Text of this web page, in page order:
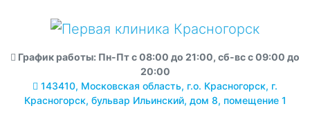
График работы: Пн-Пт с 08:00 до 21:00, сб-вс с 09:00 до
20:00
143410, Московская область, г.о. Красногорск, г.
Красногорск, бульвар Ильинский, дом 8, помещение 1